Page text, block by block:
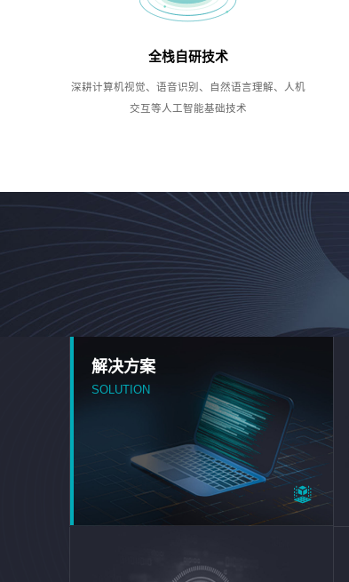
全栈自研技术
深耕计算机视觉、语音识别、自然语言理解、人机
交互等人工智能基础技术
解决方案
SOLUTION